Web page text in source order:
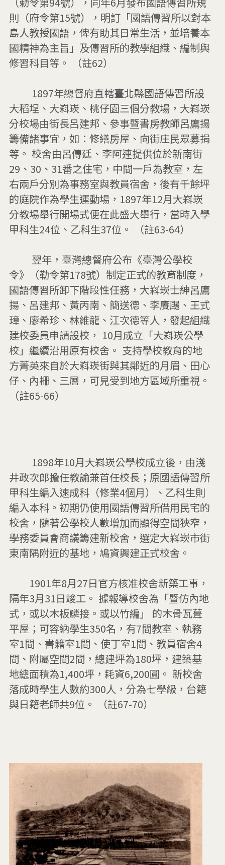
則（府令第15號），明訂「國語傳習所以對本
島人教授國語，俾有助其日常生活，並培養本
國精神為主旨」及傳習所的教學組織、編制與
修習科目等。 （註62）
大稻埕、大嵙崁、桃仔園三個分教場，大嵙崁
分校場由街長呂建邦、參事暨書房教師呂鷹揚
籌備諸事宜，如：修繕房屋、向街庄民眾募捐
等。 校舍由呂傳廷、李阿連提供位於新南街
29、30、31番之住宅，中間一戶為教室，左
右兩戶分別為事務室與教員宿舍，後有千餘坪
的庭院作為學生運動場，1897年12月大嵙崁
分教場舉行開場式便在此盛大舉行，當時入學
甲科生24位、乙科生37位。 （註63-64）
令》（勒令第178號）制定正式的教育制度，
國語傳習所卸下階段性任務，大嵙崁士紳呂鷹
揚、呂建邦、黃丙南、簡送德、李賡颺、王式
璋、廖希珍、林維龍、江次德等人，發起組織
建校委員申請設校， 10月成立「大嵙崁公學
校」繼續沿用原有校舍。 支持學校教育的地
方菁英來自於大嵙崁街與其鄰近的月眉、田心
仔、內柵、三層，可見受到地方區域所重視。
（註65-66）
井政次郎擔任教諭兼首任校長；原國語傳習所
甲科生編入速成科（修業4個月）、乙科生則
編入本科。初期仍使用國語傳習所借用民宅的
校舍，隨著公學校人數增加而顯得空間狹窄，
學務委員會商議籌建新校舍，選定大嵙崁市街
東南隅附近的基地，鳩資興建正式校舍。
隔年3月31日竣工。 據報導校舍為「暨仿內地
式，或以木板鱗接。或以竹編」 的木骨瓦葺
平屋；可容納學生350名，有7間教室、執務
室1間、書籍室1間、使丁室1間、教員宿舍4
間、附屬空間2間，總建坪為180坪，建築基
地總面積為1,400坪，耗資6,200圓。 新校舍
落成時學生人數約300人，分為七學級，台籍
與日籍老師共9位。 （註67-70）